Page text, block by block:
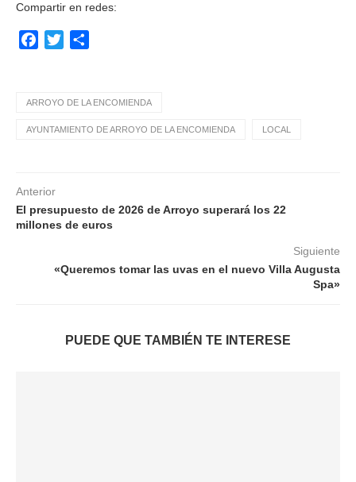
Compartir en redes:
Facebook
Twitter
ARROYO DE LA ENCOMIENDA
AYUNTAMIENTO DE ARROYO DE LA ENCOMIENDA LOCAL
Anterior
El presupuesto de 2026 de Arroyo superará los 22
millones de euros
Siguiente
«Queremos tomar las uvas en el nuevo Villa Augusta
Spa»
PUEDE QUE TAMBIÉN TE INTERESE